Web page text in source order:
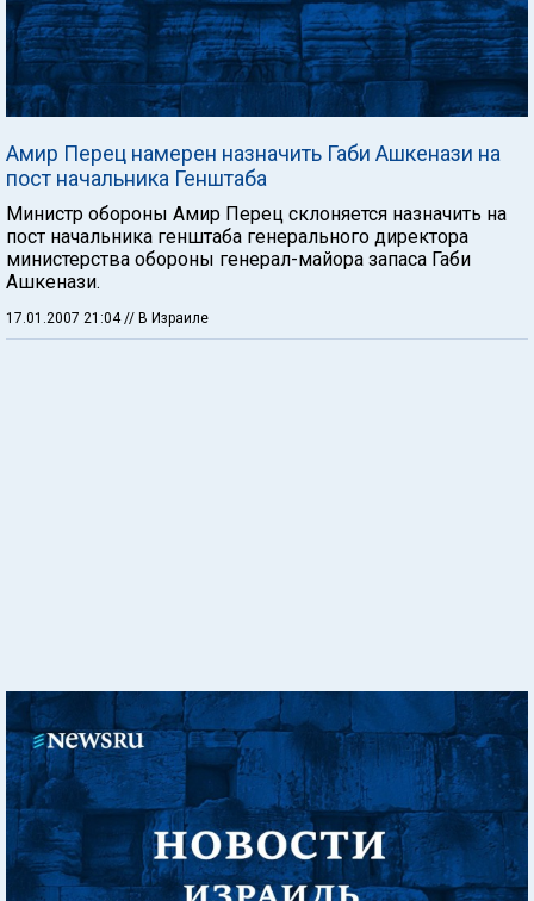
Амир Перец намерен назначить Габи Ашкенази на
пост начальника Генштаба
Министр обороны Амир Перец склоняется назначить на
пост начальника генштаба генерального директора
министерства обороны генерал-майора запаса Габи
Ашкенази.
17.01.2007 21:04 // В Израиле